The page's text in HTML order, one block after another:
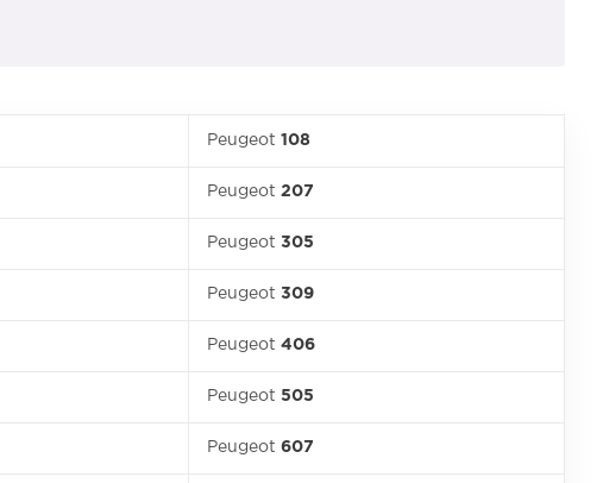
Peugeot 108
Peugeot 207
Peugeot 305
Peugeot 309
Peugeot 406
Peugeot 505
Peugeot 607